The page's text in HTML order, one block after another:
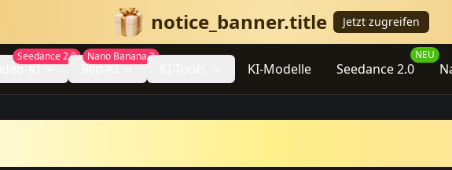
notice_banner.title Jetzt zugreifen
Video-KI
Seedance 2.0
Bild-KI
Nano Banana 2
KI-Modelle Seedance 2.0
NEU